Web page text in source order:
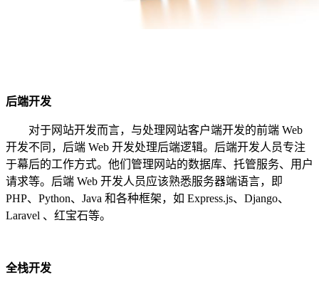
后端开发
对于网站开发而言，与处理网站客户端开发的前端 Web
开发不同，后端 Web 开发处理后端逻辑。后端开发人员专注
于幕后的工作方式。他们管理网站的数据库、托管服务、用户
请求等。后端 Web 开发人员应该熟悉服务器端语言，即
PHP、Python、Java 和各种框架，如 Express.js、Django、
Laravel 、红宝石等。
全栈开发